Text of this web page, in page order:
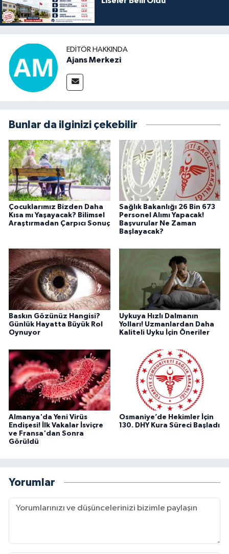
EDITÖR HAKKINDA
Ajans Merkezi
Bunlar da ilginizi çekebilir
Çocuklarımız Bizden Daha
Kısa mı Yaşayacak? Bilimsel
Araştırmadan Çarpıcı Sonuç
Sağlık Bakanlığı 26 Bin 673
Personel Alımı Yapacak!
Başvurular Ne Zaman
Başlayacak?
Baskın Gözünüz Hangisi?
Günlük Hayatta Büyük Rol
Oynuyor
Uykuya Hızlı Dalmanın
Yolları! Uzmanlardan Daha
Kaliteli Uyku İçin Öneriler
Almanya'da Yeni Virüs
Endişesi! İlk Vakalar İsviçre
ve Fransa'dan Sonra
Görüldü
Osmaniye’de Hekimler İçin
130. DHY Kura Süreci Başladı
Yorumlar